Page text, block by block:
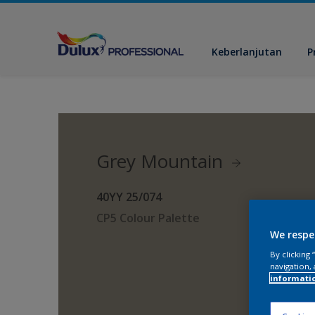
Keberlanjutan
Grey Mountain
40YY 25/074
CP5 Colour Palette
We
By clicking
navigation,